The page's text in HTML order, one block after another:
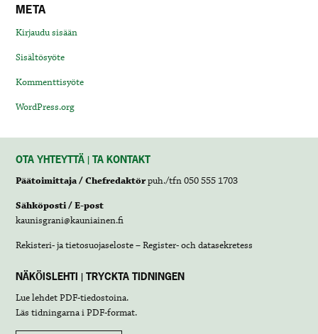
META
Kirjaudu sisään
Sisältösyöte
Kommenttisyöte
WordPress.org
OTA YHTEYTTÄ | TA KONTAKT
Päätoimittaja / Chefredaktörpuh./tfn 050 555 1703
Sähköposti / E-post
kaunisgrani@kauniainen.fi
Rekisteri- ja tietosuojaseloste – Register- och datasekretess
NÄKÖISLEHTI | TRYCKTA TIDNINGEN
Lue lehdetPDF-tiedostoina.
Läs tidningarna iPDF-format.